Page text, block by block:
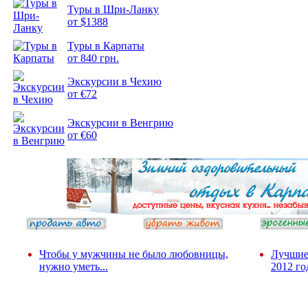
Туры в Шри-Ланку
от $1388
Туры в Карпаты
от 840 грн.
Экскурсии в Чехию
от €72
Экскурсии в Венгрию
от €60
Чтобы у мужчины не было любовницы,
нужно уметь...
Лучшие
2012